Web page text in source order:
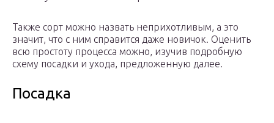
Также сорт можно назвать неприхотливым, а это
значит, что с ним справится даже новичок. Оценить
всю простоту процесса можно, изучив подробную
схему посадки и ухода, предложенную далее.
Посадка